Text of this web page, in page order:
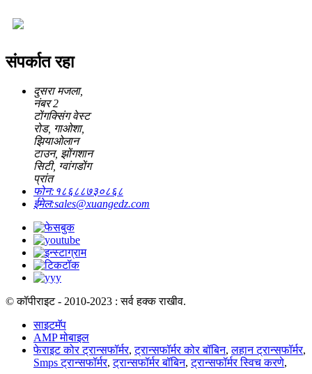
संपर्कात रहा
दुसरा मजला,
नंबर 2
टोंगक्सिंग वेस्ट
रोड, गाओशा,
झियाओलान
टाउन, झोंगशान
सिटी, ग्वांगडोंग
प्रांत
फोन: १८६८८७३०८६८
ईमेल:sales@xuangedz.com
© कॉपीराइट - 2010-2023 : सर्व हक्क राखीव.
साइटमॅप
AMP मोबाइल
फेराइट कोर ट्रान्सफॉर्मर,ट्रान्सफॉर्मर कोर बॉबिन,लहान ट्रान्सफॉर्मर,
Smps ट्रान्सफॉर्मर,ट्रान्सफॉर्मर बॉबिन,ट्रान्सफॉर्मर स्विच करणे,